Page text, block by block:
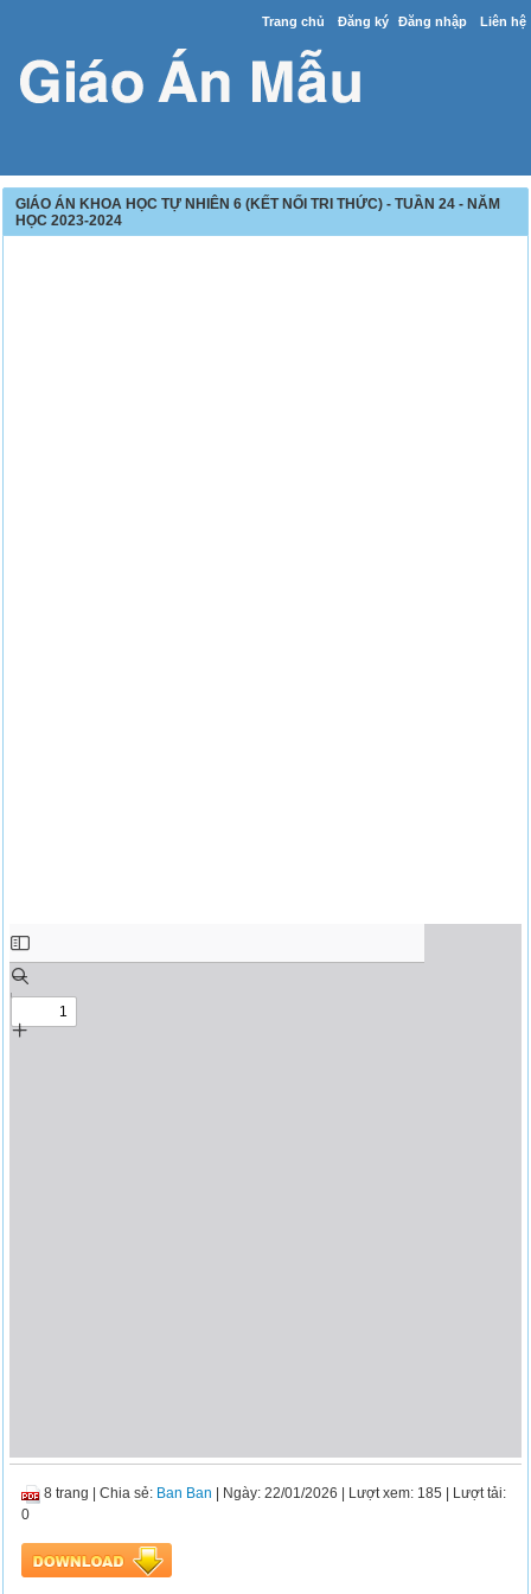
Trang chủ Đăng ký Đăng nhập Liên hệ
GIÁO ÁN KHOA HỌC TỰ NHIÊN 6 (KẾT NỐI TRI THỨC) - TUẦN 24 - NĂM
HỌC 2023-2024
8 trang |Chia sẻ: Ban Ban | Ngày: 22/01/2026 | Lượt xem: 185 | Lượt tải:
0